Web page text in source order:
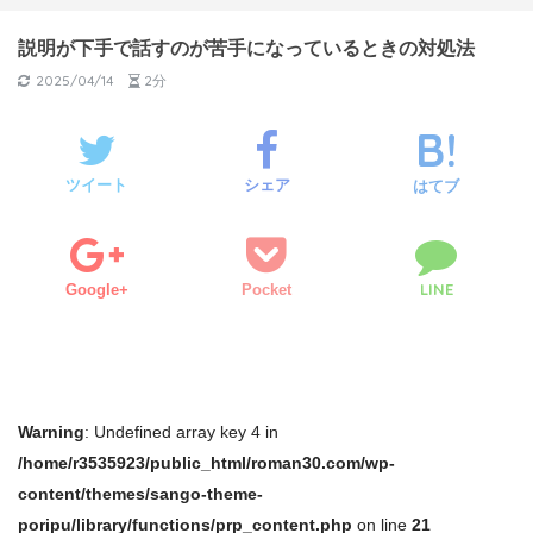
説明が下手で話すのが苦手になっているときの対処法
2025/04/14 2分
ツイート シェア はてブ
Google+ Pocket LINE
Warning: Undefined array key 4 in
/home/r3535923/public_html/roman30.com/wp-
content/themes/sango-theme-
poripu/library/functions/prp_content.php on line 21